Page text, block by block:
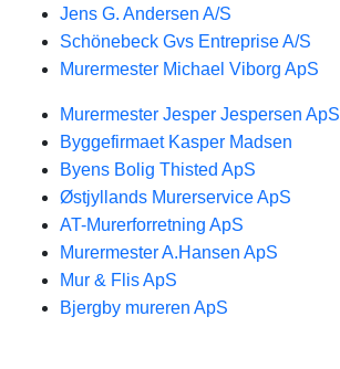
Jens G. Andersen A/S
Schönebeck Gvs Entreprise A/S
Murermester Michael Viborg ApS
Murermester Jesper Jespersen ApS
Byggefirmaet Kasper Madsen
Byens Bolig Thisted ApS
Østjyllands Murerservice ApS
AT-Murerforretning ApS
Murermester A.Hansen ApS
Mur & Flis ApS
Bjergby mureren ApS